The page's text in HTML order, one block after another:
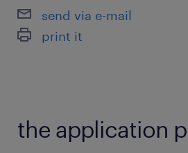
☆残業代支給
美園駅（車8分）
send via e-mail
print it
the application